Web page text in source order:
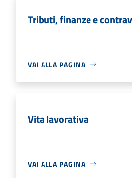
Tributi, finanze e
VAI ALLA PAGINA
Vita lavorativa
VAI ALLA PAGINA